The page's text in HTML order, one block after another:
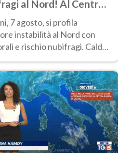
al Nord! Al Centro-
estremo
7 agosto, si profila
instabilità al Nord con
e rischio nubifragi. Caldo